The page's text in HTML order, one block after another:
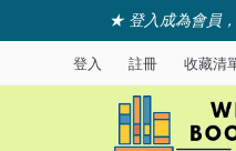
★ 登入成為會員
登入 註冊 收藏清